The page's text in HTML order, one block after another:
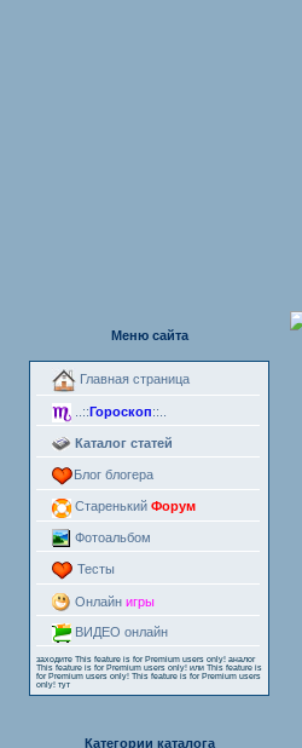
Меню сайта
Главная страница
..:: Гороскоп::..
Каталог статей
Блог блогера
Старенький Форум
Фотоальбом
Тесты
Онлайн игры
ВИДЕО онлайн
заходите This feature is for Premium users only! аналог
This feature is for Premium users only! или This feature is
for Premium users only! This feature is for Premium users
only! тут
Категории каталога